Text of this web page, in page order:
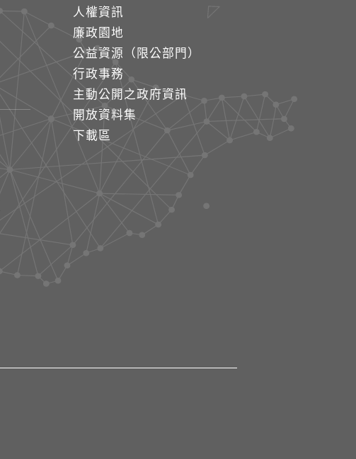
人權資訊
廉政園地
公益資源（限公部門）
行政事務
主動公開之政府資訊
開放資料集
下載區